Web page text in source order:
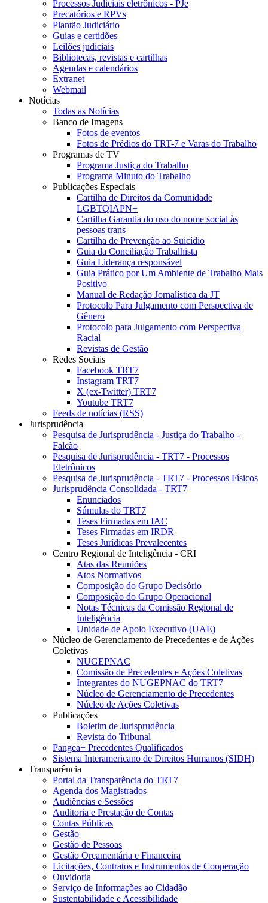
Processos Judiciais eletrônicos - PJe
Precatórios e RPVs
Plantão Judiciário
Guias e certidões
Leilões judiciais
Bibliotecas, revistas e cartilhas
Agendas e calendários
Extranet
Webmail
Notícias
Todas as Notícias
Banco de Imagens
Fotos de eventos
Fotos de Prédios do TRT-7 e Varas do Trabalho
Programas de TV
Programa Justiça do Trabalho
Programa Minuto do Trabalho
Publicações Especiais
Cartilha de Direitos da Comunidade
LGBTQIAPN+
Cartilha Garantia do uso do nome social às
pessoas trans
Cartilha de Prevenção ao Suicídio
Guia da Conciliação Trabalhista
Guia Liderança responsável
Guia Prático por Um Ambiente de Trabalho Mais
Positivo
Manual de Redação Jornalística da JT
Protocolo Para Julgamento com Perspectiva de
Gênero
Protocolo para Julgamento com Perspectiva
Racial
Revistas de Gestão
Redes Sociais
Facebook TRT7
Instagram TRT7
X (ex-Twitter) TRT7
Youtube TRT7
Feeds de notícias (RSS)
Jurisprudência
Pesquisa de Jurisprudência - Justiça do Trabalho -
Falcão
Pesquisa de Jurisprudência - TRT7 - Processos
Eletrônicos
Pesquisa de Jurisprudência - TRT7 - Processos Físicos
Jurisprudência Consolidada - TRT7
Enunciados
Súmulas do TRT7
Teses Firmadas em IAC
Teses Firmadas em IRDR
Teses Jurídicas Prevalecentes
Centro Regional de Inteligência - CRI
Atas das Reuniões
Atos Normativos
Composição do Grupo Decisório
Composição do Grupo Operacional
Notas Técnicas da Comissão Regional de
Inteligência
Unidade de Apoio Executivo (UAE)
Núcleo de Gerenciamento de Precedentes e de Ações
Coletivas
NUGEPNAC
Comissão de Precedentes e Ações Coletivas
Integrantes do NUGEPNAC do TRT7
Núcleo de Gerenciamento de Precedentes
Núcleo de Ações Coletivas
Publicações
Boletim de Jurisprudência
Revista do Tribunal
Pangea+ Precedentes Qualificados
Sistema Interamericano de Direitos Humanos (SIDH)
Transparência
Portal da Transparência do TRT7
Agenda dos Magistrados
Audiências e Sessões
Auditoria e Prestação de Contas
Contas Públicas
Gestão
Gestão de Pessoas
Gestão Orçamentária e Financeira
Licitações, Contratos e Instrumentos de Cooperação
Ouvidoria
Serviço de Informações ao Cidadão
Sustentabilidade e Acessibilidade